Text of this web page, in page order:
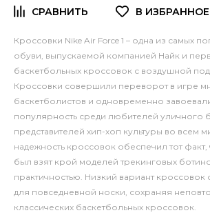
Кроссовки Nike Air Force 1 – одна из самых
обуви, выпускаемой компанией Найк и
баскетбольных кроссовок с воздушной
Кроссовки совершили переворот в игре
баскетболистов и одновременно
популярность среди любителей уличного
представителей хип-хоп культуры во всем
надежность кроссовок обеспечил тот факт,
был взят крой моделей трекинговых
практичностью. Низкий вариант кроссовок
для повседневной носки, сохраняя
классических баскетбольных кроссовок.